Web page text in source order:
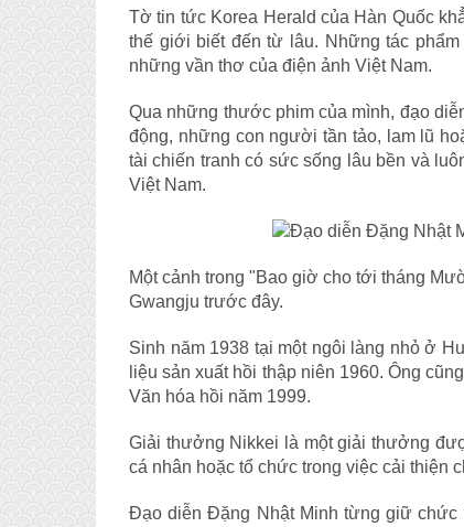
Tờ tin tức Korea Herald của Hàn Quốc
thế giới biết đến từ lâu. Những tác
những vần thơ của điện ảnh Việt Nam.
Qua những thước phim của mình, đạo
động, những con người tần tảo, lam lũ
tài chiến tranh có sức sống lâu bền và
Việt Nam.
Một cảnh trong "Bao giờ cho tới tháng
Gwangju trước đây.
Sinh năm 1938 tại một ngôi làng nhỏ ở
liệu sản xuất hồi thập niên 1960. Ông
Văn hóa hồi năm 1999.
Giải thưởng Nikkei là một giải thưởng
cá nhân hoặc tổ chức trong việc cải thiện
Đạo diễn Đặng Nhật Minh từng giữ